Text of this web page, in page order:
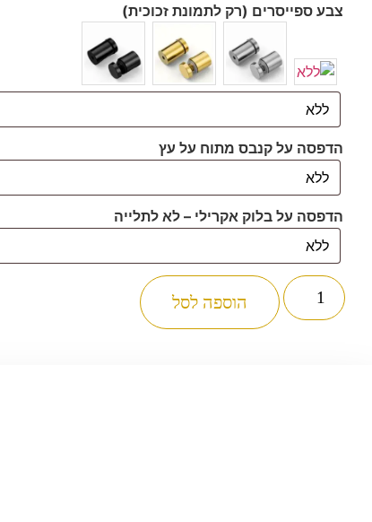
צבע ספייסרים (רק לתמונת זכוכית)
הדפסה על קנבס מתוח על עץ
הדפסה על בלוק אקרילי – לא לתלייה
כמות
של
2350
הוספה לסל